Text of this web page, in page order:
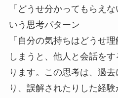
「どうせ分かってもらえ
いう思考パターン
「自分の気持ちはどうせ
しまうと、他人と会話を
ります。この思考は、過
り、誤解されたりした経